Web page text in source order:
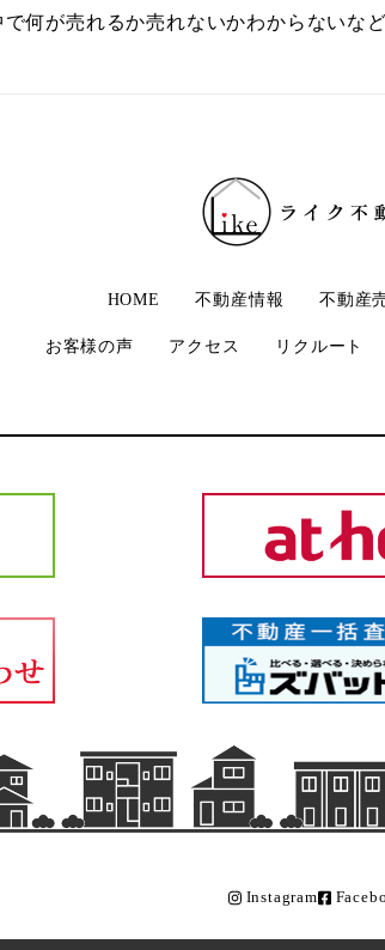
何が売れるか売れないかわからないな
HOME 不動産情報 不動産
お客様の声 アクセス リクルート
Instagram